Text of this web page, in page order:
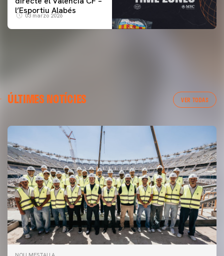
l’Esportiu Alabés
03 marzo 2026
ÚLTIMES NOTÍCIES VER TODAS